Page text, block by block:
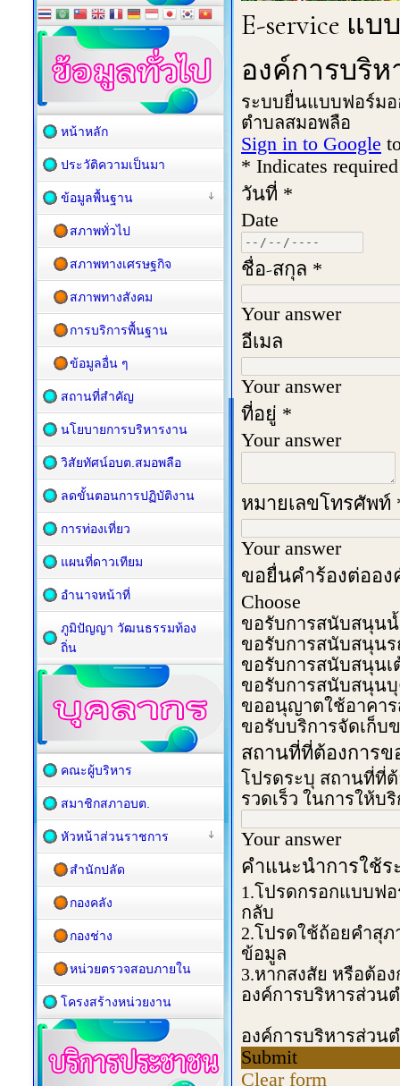
หน้าหลัก
ประวัติความเป็นมา
ข้อมูลพื้นฐาน
สภาพทั่วไป
สภาพทางเศรษฐกิจ
สภาพทางสังคม
การบริการพื้นฐาน
ข้อมูลอื่น ๆ
สถานที่สำคัญ
นโยบายการบริหารงาน
วิสัยทัศน์อบต.สมอพลือ
ลดขั้นตอนการปฏิบัติงาน
การท่องเที่ยว
แผนที่ดาวเทียม
อำนาจหน้าที่
ภูมิปัญญา วัฒนธรรมท้อง
ถิ่น
คณะผู้บริหาร
สมาชิกสภาอบต.
หัวหน้าส่วนราชการ
สำนักปลัด
กองคลัง
กองช่าง
หน่วยตรวจสอบภายใน
โครงสร้างหน่วยงาน